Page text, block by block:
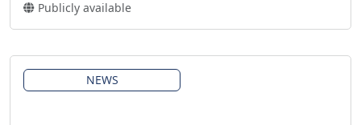
Publicly available
NEWS